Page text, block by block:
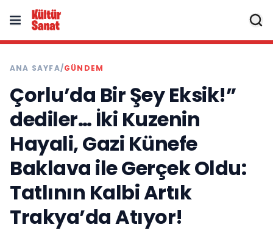
ANA SAYFA/GÜNDEM
Çorlu’da Bir Şey Eksik!”
dediler… İki Kuzenin
Hayali, Gazi Künefe
Baklava ile Gerçek Oldu:
Tatlının Kalbi Artık
Trakya’da Atıyor!